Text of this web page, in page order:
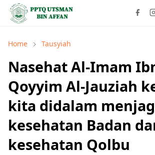
Home Tausyiah
Nasehat Al-Imam
Qoyyim Al-Jauziah
kita didalam
kesehatan Badan
kesehatan Qolbu